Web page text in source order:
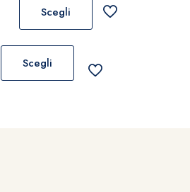
Scegli
Scegli